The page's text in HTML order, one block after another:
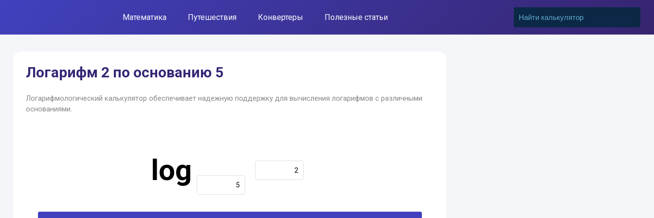
Математика Путешествия Конвертеры Полезные статьи
Логарифм 2 по основанию 5
Логарифмологический калькулятор обеспечивает надежную поддержку для вычисления логарифмов с различными
основаниями.
log